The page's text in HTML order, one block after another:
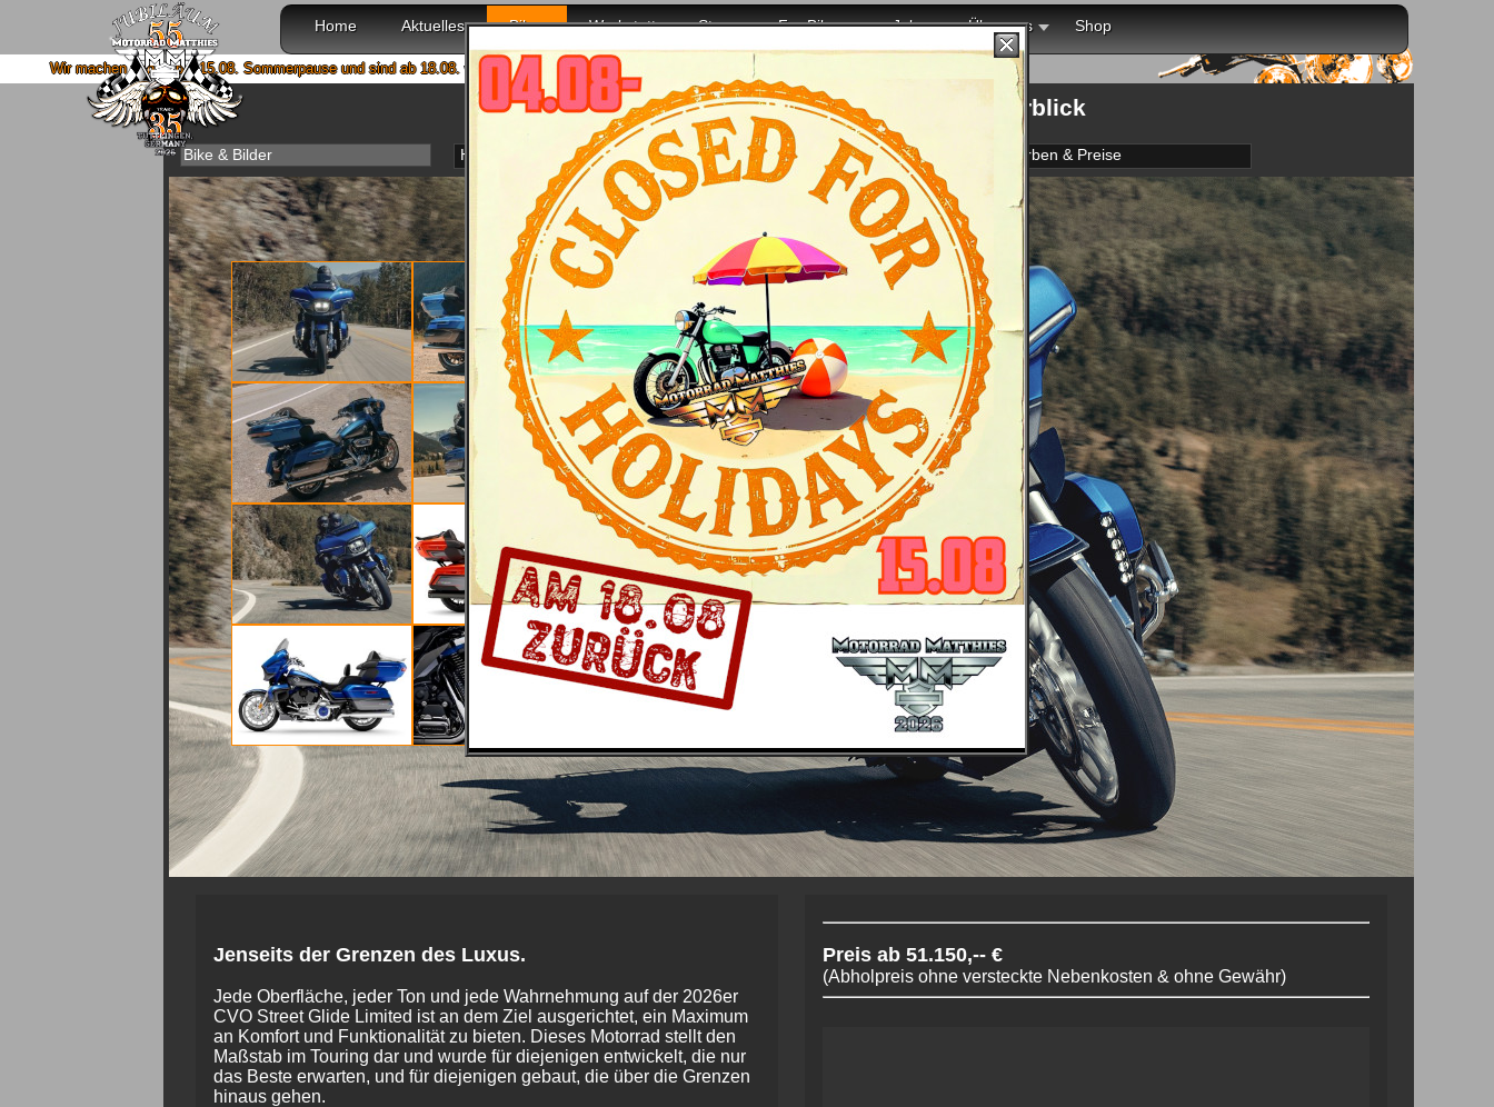
Home Aktuelles Bikes Werkstatt Store For Bikers Jobs Über uns Shop
von 4. bis 15.08. Sommerpause und sind ab 18.08. wieder mit voller Power für Euch da!
CVO Street Glide Limited Modelljahr 2026: Überblick
Bike & Bilder Hauptmerkmale Daten Farben & Preise
Jenseits der Grenzen des Luxus.
Jede Oberfläche, jeder Ton und jede Wahrnehmung auf der 2026er
CVO Street Glide Limited ist an dem Ziel ausgerichtet, ein Maximum
an Komfort und Funktionalität zu bieten. Dieses Motorrad stellt den
Maßstab im Touring dar und wurde für diejenigen entwickelt, die nur
das Beste erwarten, und für diejenigen gebaut, die über die Grenzen
hinaus gehen.
Preis ab 51.150,-- €
(Abholpreis ohne versteckte Nebenkosten & ohne Gewähr)